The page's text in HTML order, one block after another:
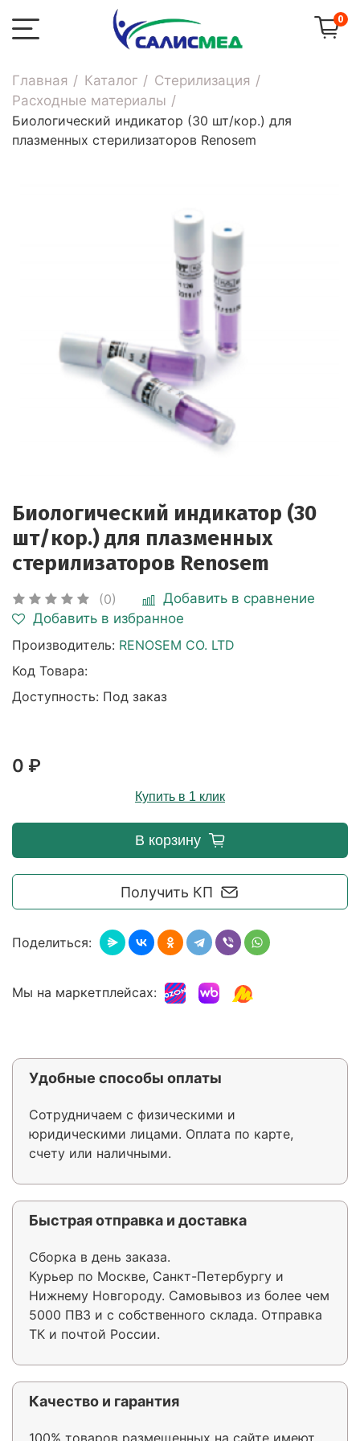
0
Главная Каталог
Стерилизация
Расходные материалы
Биологический индикатор (30 шт/кор.) для
плазменных стерилизаторов Renosem
Биологический индикатор (30
шт/кор.) для плазменных
стерилизаторов Renosem
(0)
Добавить в сравнение
Добавить в избранное
Производитель: RENOSEM CO. LTD
Код Товара:
Доступность: Под заказ
0 ₽
Купить в 1 клик
Получить КП
В корзину
Поделиться:
Мы на маркетплейсах:
Удобные способы оплаты
Сотрудничаем с физическими и
юридическими лицами. Оплата по карте,
счету или наличными.
Быстрая отправка и доставка
Сборка в день заказа.
Курьер по Москве, Санкт-Петербургу и
Нижнему Новгороду. Самовывоз из более чем
5000 ПВЗ и с собственного склада. Отправка
ТК и почтой России.
Качество и гарантия
100% товаров размещенных на сайте имеют